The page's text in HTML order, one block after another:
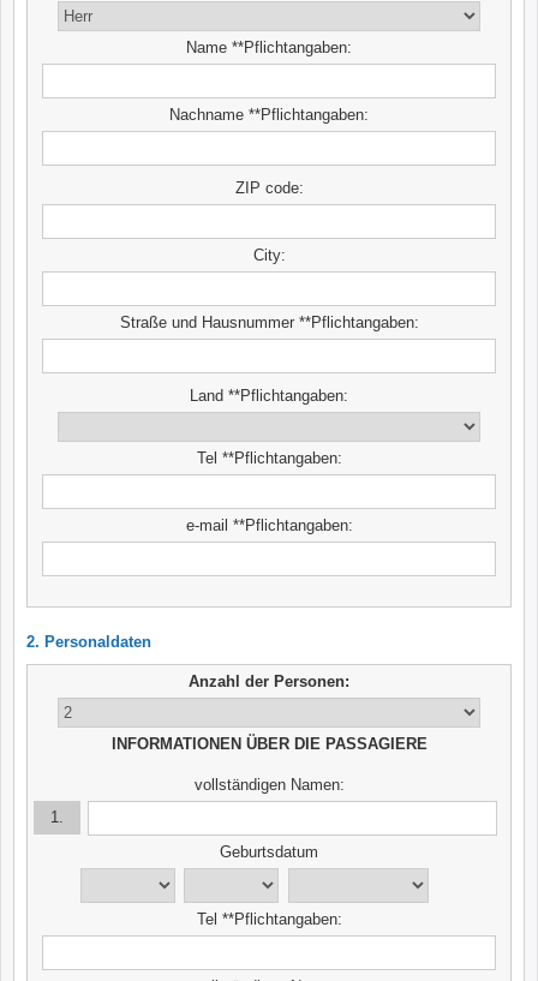
Name **Pflichtangaben:
Nachname **Pflichtangaben:
ZIP code:
City:
Straße und Hausnummer **Pflichtangaben:
Land **Pflichtangaben:
Tel **Pflichtangaben:
e-mail **Pflichtangaben:
2. Personaldaten
Anzahl der Personen:
INFORMATIONEN ÜBER DIE PASSAGIERE
vollständigen Namen:
1.
Geburtsdatum
Tel **Pflichtangaben: